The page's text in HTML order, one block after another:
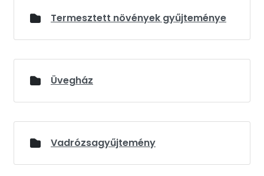
Termesztett növények gyűjteménye
Üvegház
Vadrózsagyűjtemény